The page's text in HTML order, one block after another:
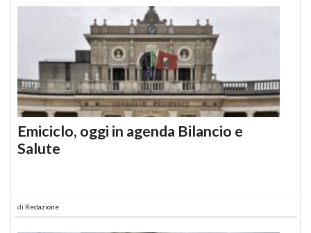
Emiciclo, oggi in agenda Bilancio e
Salute
di Redazione